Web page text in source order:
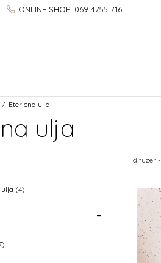
ONLINE SHOP: 069 4755 716
Etericna ulja
ulja
(4)